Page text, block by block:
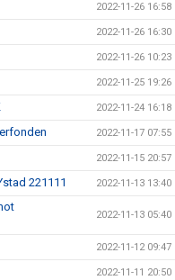
2022-11-26 16:58
2022-11-26 16:30
2022-11-26 10:23
2022-11-25 19:26
2022-11-24 16:18
2022-11-17 07:55
2022-11-15 20:57
221111 2022-11-13 13:40
2022-11-13 05:40
2022-11-12 09:47
2022-11-11 20:50